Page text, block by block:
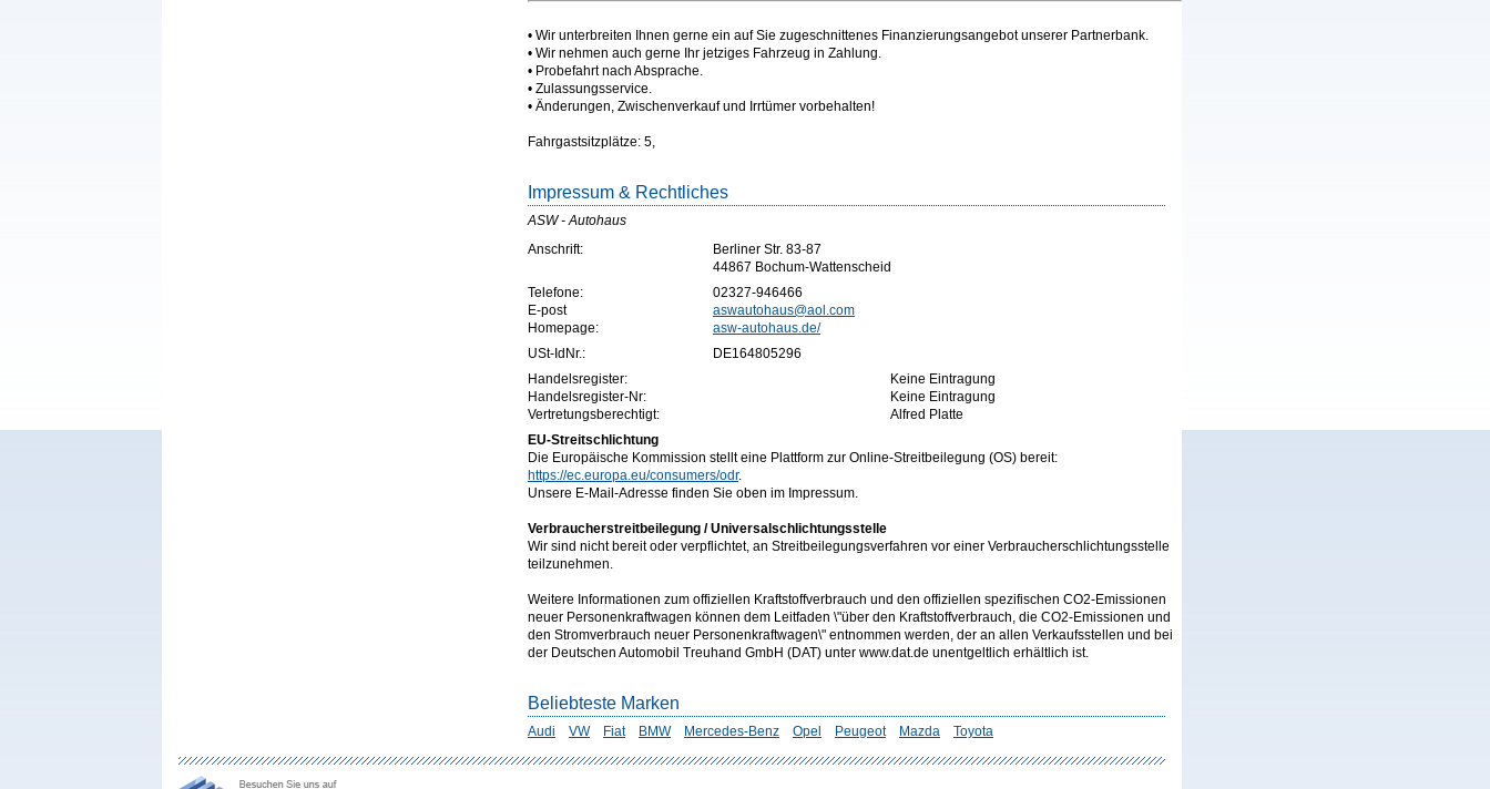
• Wir unterbreiten Ihnen gerne ein auf Sie zugeschnittenes Finanzierungsangebot unserer Partnerbank.
• Wir nehmen auch gerne Ihr jetziges Fahrzeug in Zahlung.
• Probefahrt nach Absprache.
• Zulassungsservice.
• Änderungen, Zwischenverkauf und Irrtümer vorbehalten!
Fahrgastsitzplätze: 5,
Impressum & Rechtliches
ASW - Autohaus
Anschrift:
Berliner Str. 83-87
44867 Bochum-Wattenscheid
Telefone:
02327-946466
E-post
aswautohaus@aol.com
Homepage:
asw-autohaus.de/
USt-IdNr.:
DE164805296
Handelsregister:
Keine Eintragung
Handelsregister-Nr:
Keine Eintragung
Vertretungsberechtigt:
Alfred Platte
EU-Streitschlichtung
Die Europäische Kommission stellt eine Plattform zur Online-Streitbeilegung (OS) bereit:
https://ec.europa.eu/consumers/odr.
Unsere E-Mail-Adresse finden Sie oben im Impressum.
Verbraucherstreitbeilegung / Universalschlichtungsstelle
Wir sind nicht bereit oder verpflichtet, an Streitbeilegungsverfahren vor einer Verbraucherschlichtungsstelle
teilzunehmen.
Weitere Informationen zum offiziellen Kraftstoffverbrauch und den offiziellen spezifischen CO2-Emissionen
neuer Personenkraftwagen können dem Leitfaden \"über den Kraftstoffverbrauch, die CO2-Emissionen und
den Stromverbrauch neuer Personenkraftwagen\" entnommen werden, der an allen Verkaufsstellen und bei
der Deutschen Automobil Treuhand GmbH (DAT) unter www.dat.de unentgeltlich erhältlich ist.
Beliebteste Marken
Audi VW Fiat BMW Mercedes-Benz Opel Peugeot Mazda Toyota